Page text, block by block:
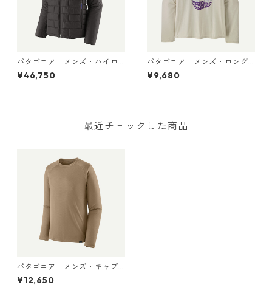
パタゴニア メンズ・ハイロ
フト・ナノ・パフ・フーデ
¥46,750
パタゴニア メンズ・ロング
スリーブ・キャプリーン・ク
ール・デイリー・シャツ（パ
¥9,680
最近チェックした商品
パタゴニア メンズ・キャプ
リーン・ミッドウェイト・ク
ルー (カラー Seabird Grey)
¥12,650